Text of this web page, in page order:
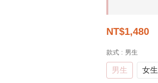
NT$1,480
款式 : 男生
男生 女生